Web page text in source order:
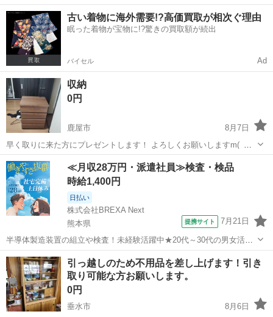
譲りします
鹿児島 霧島市 国分駅 収納家具 食器棚
古い着物に海外需要!?高価買取が相次ぐ理由
眠った着物が宝物に!?驚きの買取額が続出
バイセル Ad
収納
0円
鹿屋市
8月7日
早く取りに来た方にプレゼントします！ よろしくお願いしますm(_
_)m
鹿児島 鹿屋市 収納家具
≪月収28万円・派遣社員≫検査・検品
時給1,400円
日払い
株式会社BREXA Next
熊本県
提携サイト 7月21日
半導体製造装置の組立や検査！未経験活躍中★20代～30代の男女活躍
中★ワンルーム寮完備！赴任旅費会社負担！マイカー通勤OK！無料駐
車場あり！正社員登用あり！《熊本県菊池郡大津町》 人気の工場のお
仕事 ◇半導体製造装置の組立...
熊本 その他
引っ越しのため不用品を差し上げます！引き
取り可能な方お願いします。
0円
垂水市
8月6日